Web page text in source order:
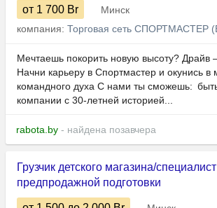
от 1 700 Br
Минск
компания: Торговая сеть СПОРТМАСТЕР
Мечтаешь покорить новую высоту? Драйв
Начни карьеру в Спортмастер и окунись в
командного духа С нами ты сможешь:
компании с 30-летней историей...
rabota.by - найдена позавчера
Грузчик детского магазина/специалист
предпродажной подготовки